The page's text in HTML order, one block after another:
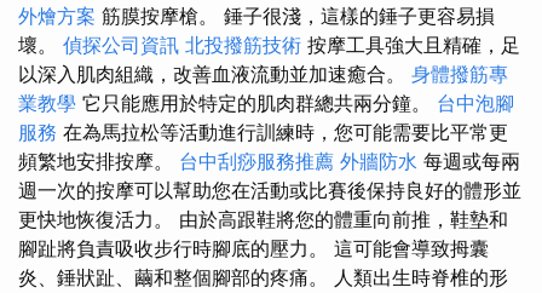
外燴方案 筋膜按摩槍。 錘子很淺，這樣的錘子更容易損
壞。 偵探公司資訊 北投撥筋技術 按摩工具強大且精確，足
以深入肌肉組織，改善血液流動並加速癒合。 身體撥筋專
業教學 它只能應用於特定的肌肉群總共兩分鐘。 台中泡腳
服務 在為馬拉松等活動進行訓練時，您可能需要比平常更
頻繁地安排按摩。 台中刮痧服務推薦 外牆防水 每週或每兩
週一次的按摩可以幫助您在活動或比賽後保持良好的體形並
更快地恢復活力。 由於高跟鞋將您的體重向前推，鞋墊和
腳趾將負責吸收步行時腳底的壓力。 這可能會導致拇囊
炎、錘狀趾、繭和整個腳部的疼痛。 人類出生時脊椎的形